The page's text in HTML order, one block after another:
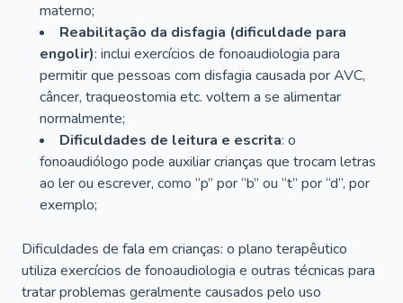
materno;
Reabilitação da disfagia (dificuldade para
engolir): inclui exercícios de fonoaudiologia para
permitir que pessoas com disfagia causada por AVC,
câncer, traqueostomia etc. voltem a se alimentar
normalmente;
Dificuldades de leitura e escrita: o
fonoaudiólogo pode auxiliar crianças que trocam letras
ao ler ou escrever, como “p” por “b” ou “t” por “d”, por
exemplo;
Dificuldades de fala em crianças: o plano terapêutico
utiliza exercícios de fonoaudiologia e outras técnicas para
tratar problemas geralmente causados pelo uso